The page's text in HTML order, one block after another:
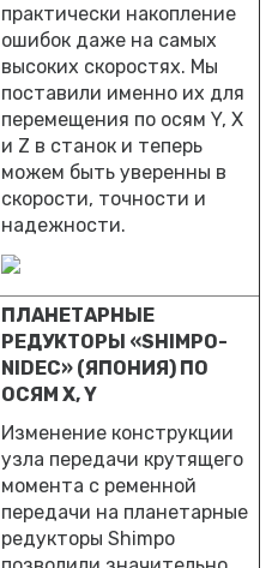
практически накопление
ошибок даже на самых
высоких скоростях. Мы
поставили именно их для
перемещения по осям Y, X
и Z в станок и теперь
можем быть уверенны в
скорости, точности и
надежности.
ПЛАНЕТАРНЫЕ
РЕДУКТОРЫ «SHIMPO-
NIDEC» (ЯПОНИЯ) ПО
ОСЯМ X, Y
Изменение конструкции
узла передачи крутящего
момента с ременной
передачи на планетарные
редукторы Shimpo